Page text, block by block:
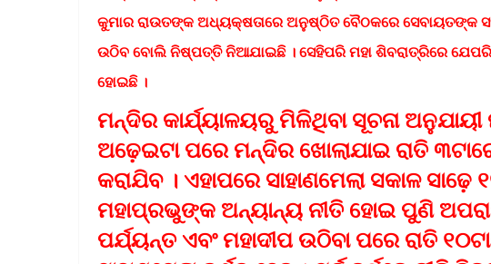
କୁମାର ରାଉତଙ୍କ ଅଧ୍ୟକ୍ଷତାରେ ଅନୁଷ୍ଠିତ ବୈଠକରେ ସେବାୟତଙ୍କ ସହ
ଉଠିବ ବୋଲି ନିଷ୍ପତ୍ତି ନିଆଯାଇଛି । ସେହିପରି ମହା ଶିବରାତ୍ରିରେ
ହୋଇଛି ।
ମନ୍ଦିର କାର୍ଯ୍ୟାଳୟରୁ ମିଳିଥିବା ସୂଚନା ଅନୁଯାୟୀ
ଅଢ଼େଇଟା ପରେ ମନ୍ଦିର ଖୋଲାଯାଇ ରାତି
କରାଯିବ । ଏହାପରେ ସାହାଣମେଲା ସକାଳ ସାଢ଼େ
ମହାପ୍ରଭୁଙ୍କ ଅନ୍ୟାନ୍ୟ ନୀତି ହୋଇ ପୁଣି
ପର୍ଯ୍ୟନ୍ତ ଏବଂ ମହାଦୀପ ଉଠିବା ପରେ ରାତି